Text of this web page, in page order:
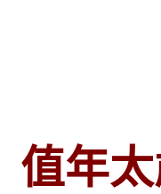
值年